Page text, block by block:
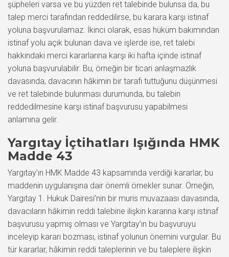
şüpheleri varsa ve bu yüzden ret talebinde bulunsa da, bu
talep merci tarafından reddedilirse, bu karara karşı istinaf
yoluna başvurulamaz. İkinci olarak, esas hüküm bakımından
istinaf yolu açık bulunan dava ve işlerde ise, ret talebi
hakkındaki merci kararlarına karşı iki hafta içinde istinaf
yoluna başvurulabilir. Bu, örneğin bir ticari anlaşmazlık
davasında, davacının hâkimin bir tarafı tuttuğunu düşünmesi
ve ret talebinde bulunması durumunda, bu talebin
reddedilmesine karşı istinaf başvurusu yapabilmesi
anlamına gelir.
Yargıtay İçtihatları Işığında HMK
Madde 43
Yargıtay’ın HMK Madde 43 kapsamında verdiği kararlar, bu
maddenin uygulanışına dair önemli örnekler sunar. Örneğin,
Yargıtay 1. Hukuk Dairesi’nin bir muris muvazaası davasında,
davacıların hâkimin reddi talebine ilişkin kararına karşı istinaf
başvurusu yapmış olması ve Yargıtay’ın bu başvuruyu
inceleyip kararı bozması, istinaf yolunun önemini vurgular. Bu
tür kararlar, hâkimin reddi taleplerinin ve bu taleplere ilişkin